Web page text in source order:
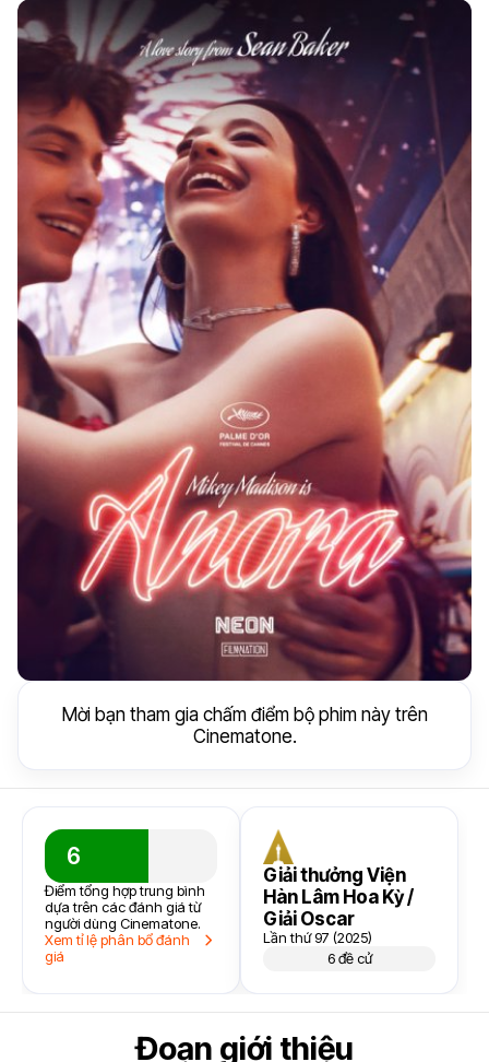
Mời bạn tham gia chấm điểm bộ phim này trên
Cinematone.
6
Điểm tổng hợp trung bình
dựa trên các đánh giá từ
người dùng Cinematone.
Xem tỉ lệ phân bổ đánh
giá
Giải thưởng Viện
Hàn Lâm Hoa Kỳ /
Giải Oscar
Lần thứ 97 (2025)
6 đề cử
Đoạn giới thiệu